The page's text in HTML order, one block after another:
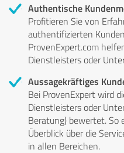
Authentische
Profitieren Sie von
authentifizierten
ProvenExpert.com
Dienstleisters oder
Aussagekräftiges
Bei ProvenExpert wird
Dienstleisters oder
Beratung) bewertet. So
Überblick über die
in allen Bereichen.